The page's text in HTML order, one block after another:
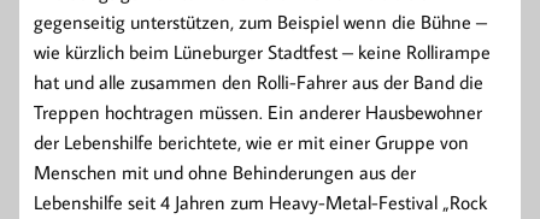
gegenseitig unterstützen, zum Beispiel wenn die Bühne –
wie kürzlich beim Lüneburger Stadtfest – keine Rollirampe
hat und alle zusammen den Rolli-Fahrer aus der Band die
Treppen hochtragen müssen. Ein anderer Hausbewohner
der Lebenshilfe berichtete, wie er mit einer Gruppe von
Menschen mit und ohne Behinderungen aus der
Lebenshilfe seit 4 Jahren zum Heavy-Metal-Festival „Rock